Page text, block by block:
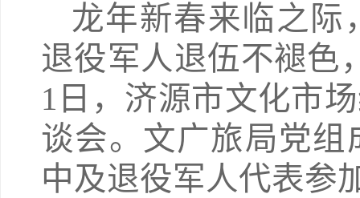
龙年新春来临之际
退役军人退伍不褪色
1日，济源市文化市
谈会。文广旅局党
中及退役军人代表参